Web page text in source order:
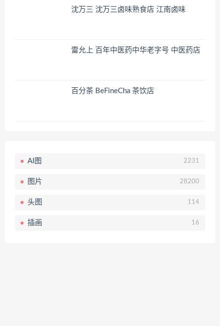
沈万三 沈万三卤味熟食店 江南卤味
雷允上 百年中医药中华老字号 中医药店
百分茶 BeFineCha 茶饮店
AI图 2231
图片 28200
头图 114
插画 16